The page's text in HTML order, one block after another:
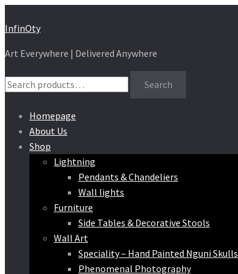
Skip
navigation
Skip
content
InfinOty
Art Everywhere | Delivered Anywhere
Search
for:
Search
Homepage
About Us
Shop
Lightning
Pendants & Chandeliers
Wall lights
Furniture
Side Tables & Decorative Stools
Wall Art
Speciality – Hand Painted Nguni Skulls
Phenomenal Photography